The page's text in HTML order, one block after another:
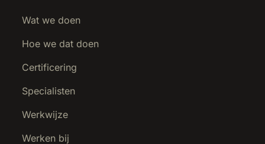
Wat we doen
Hoe we dat doen
Certificering
Specialisten
Werkwijze
Werken bij